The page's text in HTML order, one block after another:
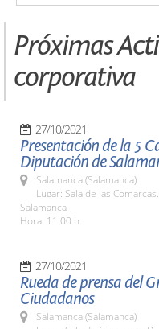
Próximas
corporativa
27/10/2021
Presentación de la 5
Diputación de
Salamanca (Salamanca)
Lugar: Sala de las
Salamanca
Hora: 11:00 h.
27/10/2021
Rueda de prensa del
Ciudadanos
Salamanca (Salamanca)